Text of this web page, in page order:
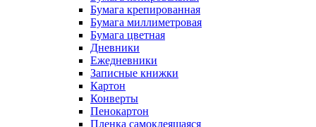
Бумага крепированная
Бумага миллиметровая
Бумага цветная
Дневники
Ежедневники
Записные книжки
Картон
Конверты
Пенокартон
Пленка самоклеящаяся